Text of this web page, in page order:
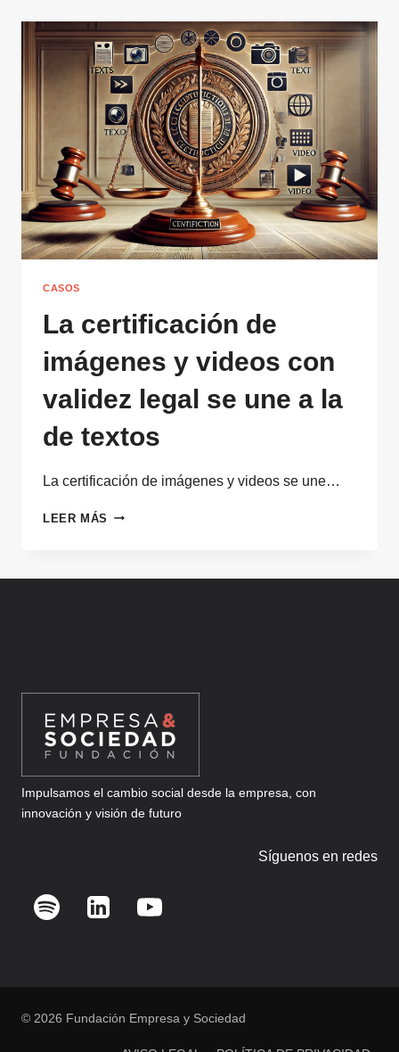
PARA
GARANTIZAR
SU
VALIDEZ
LEGAL
CASOS
La certificación de
imágenes y videos con
validez legal se une a la
de textos
La certificación de imágenes y videos se une…
LEER MÁS LA
UNE
LA
DE
TEXTOS
Impulsamos el cambio social desde la empresa, con
innovación y visión de futuro
Síguenos en redes
© 2026 Fundación Empresa y Sociedad